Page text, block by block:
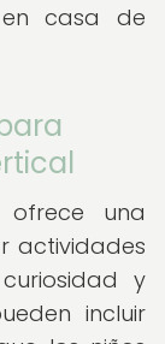
casa de
una
actividades
y
incluir